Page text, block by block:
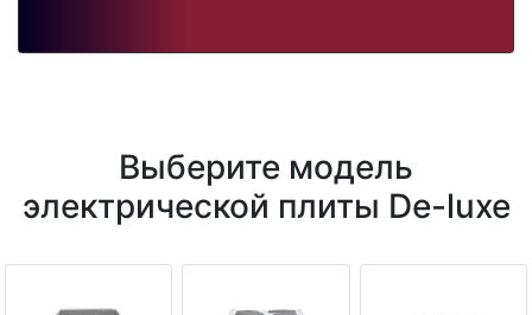
Выберите модель
электрической плиты De-luxe